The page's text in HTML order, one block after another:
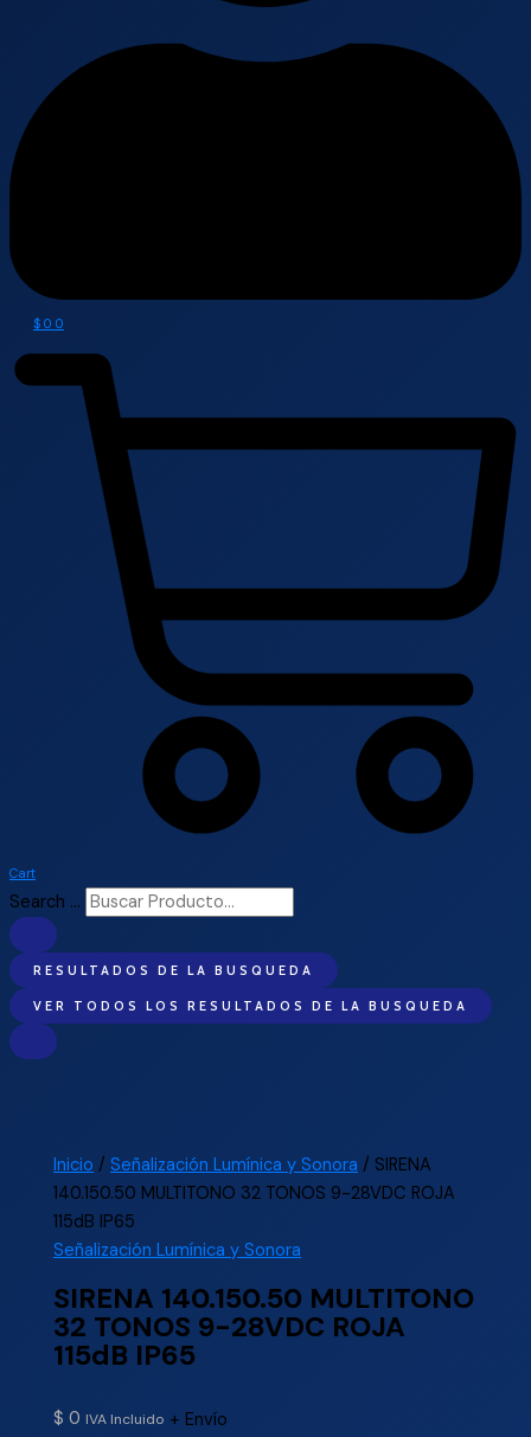
$ 0 0
Cart
Search ...
RESULTADOS DE LA BUSQUEDA
VER TODOS LOS RESULTADOS DE LA BUSQUEDA
Inicio /Señalización Lumínica y Sonora / SIRENA
140.150.50 MULTITONO 32 TONOS 9-28VDC ROJA
115dB IP65
Señalización Lumínica y Sonora
SIRENA 140.150.50 MULTITONO
32 TONOS 9-28VDC ROJA
115dB IP65
$ 0 IVA Incluido + Envío